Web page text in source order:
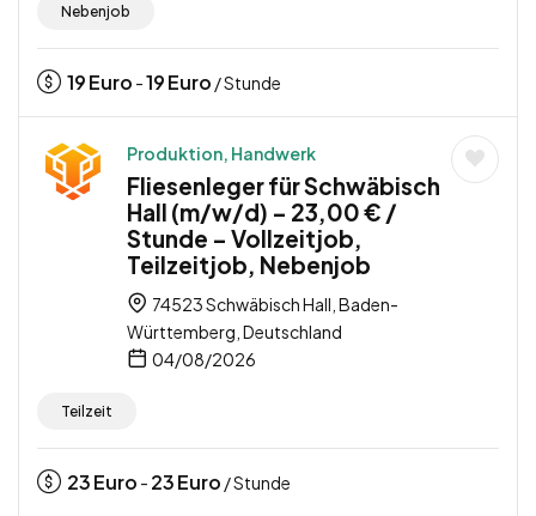
Nebenjob
19Euro -19Euro / Stunde
Produktion, Handwerk
Fliesenleger für Schwäbisch
Hall (m/w/d) – 23,00 € /
Stunde – Vollzeitjob,
Teilzeitjob, Nebenjob
74523 Schwäbisch Hall, Baden-
Württemberg, Deutschland
04/08/2026
Teilzeit
23Euro - 23Euro / Stunde